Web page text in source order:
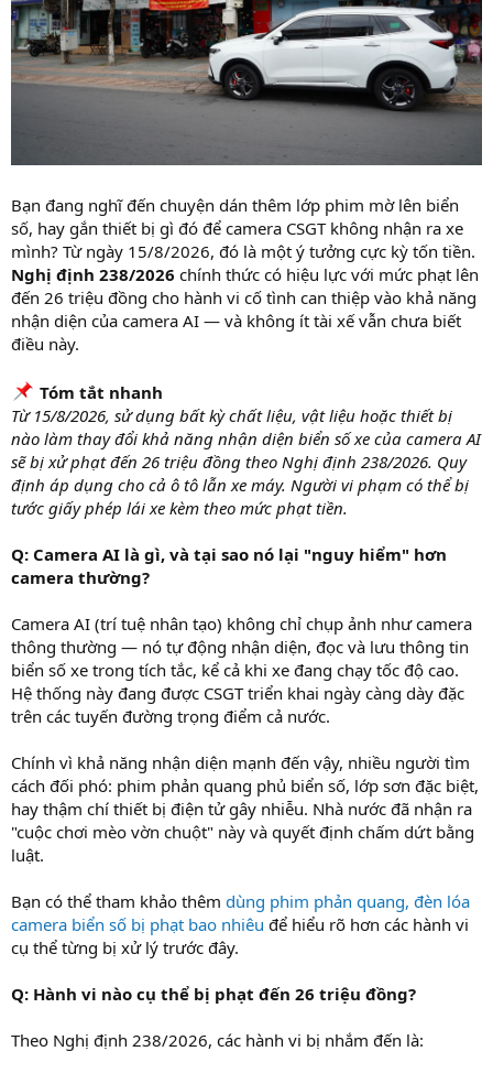
Bạn đang nghĩ đến chuyện dán thêm lớp phim mờ lên biển
số, hay gắn thiết bị gì đó để camera CSGT không nhận ra xe
mình? Từ ngày 15/8/2026, đó là một ý tưởng cực kỳ tốn tiền.
Nghị định 238/2026 chính thức có hiệu lực với mức phạt lên
đến 26 triệu đồng cho hành vi cố tình can thiệp vào khả năng
nhận diện của camera AI — và không ít tài xế vẫn chưa biết
điều này.
Tóm tắt nhanh
Từ 15/8/2026, sử dụng bất kỳ chất liệu, vật liệu hoặc thiết bị
nào làm thay đổi khả năng nhận diện biển số xe của camera AI
sẽ bị xử phạt đến 26 triệu đồng theo Nghị định 238/2026. Quy
định áp dụng cho cả ô tô lẫn xe máy. Người vi phạm có thể bị
tước giấy phép lái xe kèm theo mức phạt tiền.
Q: Camera AI là gì, và tại sao nó lại "nguy hiểm" hơn
camera thường?
Camera AI (trí tuệ nhân tạo) không chỉ chụp ảnh như camera
thông thường — nó tự động nhận diện, đọc và lưu thông tin
biển số xe trong tích tắc, kể cả khi xe đang chạy tốc độ cao.
Hệ thống này đang được CSGT triển khai ngày càng dày đặc
trên các tuyến đường trọng điểm cả nước.
Chính vì khả năng nhận diện mạnh đến vậy, nhiều người tìm
cách đối phó: phim phản quang phủ biển số, lớp sơn đặc biệt,
hay thậm chí thiết bị điện tử gây nhiễu. Nhà nước đã nhận ra
"cuộc chơi mèo vờn chuột" này và quyết định chấm dứt bằng
luật.
Bạn có thể tham khảo thêm dùng phim phản quang, đèn lóa
camera biển số bị phạt bao nhiêu để hiểu rõ hơn các hành vi
cụ thể từng bị xử lý trước đây.
Q: Hành vi nào cụ thể bị phạt đến 26 triệu đồng?
Theo Nghị định 238/2026, các hành vi bị nhắm đến là: